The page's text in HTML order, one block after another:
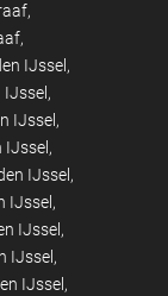
IJssel
IJssel
IJssel
IJssel
IJssel
IJssel
IJssel